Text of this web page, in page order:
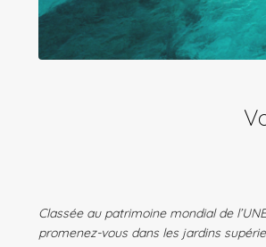
Classée au patrimoine mondial de
promenez-vous dans les jardins